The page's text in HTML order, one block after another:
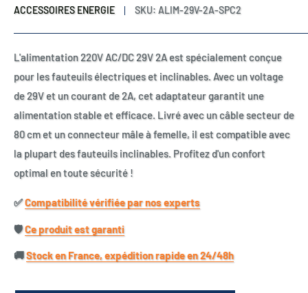
ACCESSOIRES ENERGIE SKU: ALIM-29V-2A-SPC2
L'alimentation 220V AC/DC 29V 2A est spécialement conçue
pour les fauteuils électriques et inclinables. Avec un voltage
de 29V et un courant de 2A, cet adaptateur garantit une
alimentation stable et efficace. Livré avec un câble secteur de
80 cm et un connecteur mâle à femelle, il est compatible avec
la plupart des fauteuils inclinables. Profitez d'un confort
optimal en toute sécurité !
✅​Compatibilité vérifiée par nos experts
🛡️​Ce produit est garanti
🚚​Stock en France, expédition rapide en 24/48h